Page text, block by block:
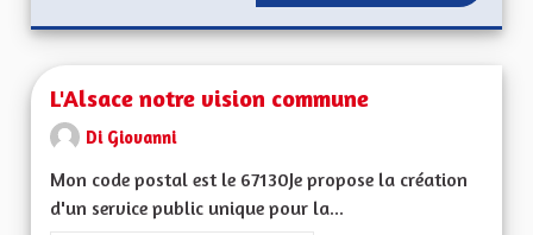
L'Alsace notre vision commune
Di Giovanni
Mon code postal est le 67130Je propose la création
d'un service public unique pour la...